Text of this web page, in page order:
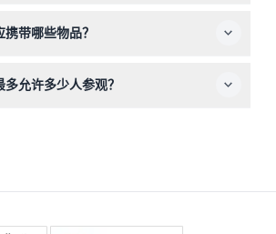
语及其他几种语言，以提升您的参观体
带哪些物品？
生证以供核验。
允许多少人参观？